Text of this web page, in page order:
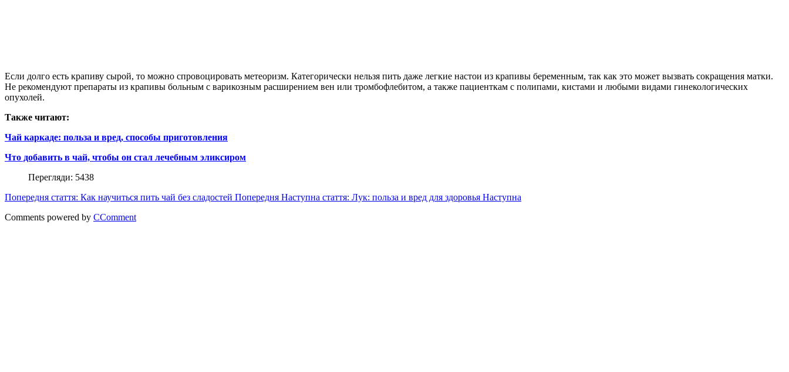
Если долго есть крапиву сырой, то можно спровоцировать метеоризм. Категорически нельзя пить даже легкие настои из крапивы беременным, так как это может вызвать сокращения матки.
Не рекомендуют препараты из крапивы больным с варикозным расширением вен или тромбофлебитом, а также пациенткам с полипами, кистами и любыми видами гинекологических
опухолей.
Также читают:
Чай каркаде: польза и вред, способы приготовления
Что добавить в чай, чтобы он стал лечебным эликсиром
Перегляди: 5438
Попередня стаття: Как научиться пить чай без сладостей Попередня Наступна стаття: Лук: польза и вред для здоровья Наступна
Comments powered by CComment